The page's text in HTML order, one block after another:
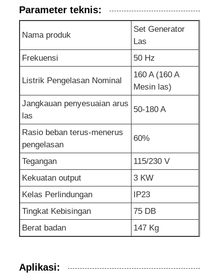
pompa air limbah
Parameter teknis:
Nama produk
Set Generator
Las
Frekuensi
50 Hz
Listrik Pengelasan Nominal
160 A (160 A
Mesin las)
Jangkauan penyesuaian arus
las
50-180 A
Rasio beban terus-menerus
pengelasan
60%
Tegangan
115/230 V
Kekuatan output
3 KW
Kelas Perlindungan
IP23
Tingkat Kebisingan
75 DB
Berat badan
147 Kg
Aplikasi: